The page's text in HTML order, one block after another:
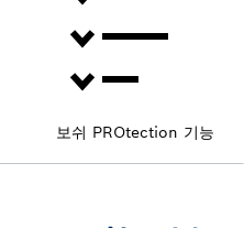
보쉬 PROtection 기능